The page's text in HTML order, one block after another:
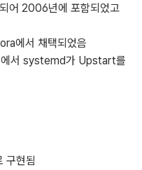
어 2006년에 포함되었고
에서 채택되었음
서 systemd가 Upstart를
구현됨